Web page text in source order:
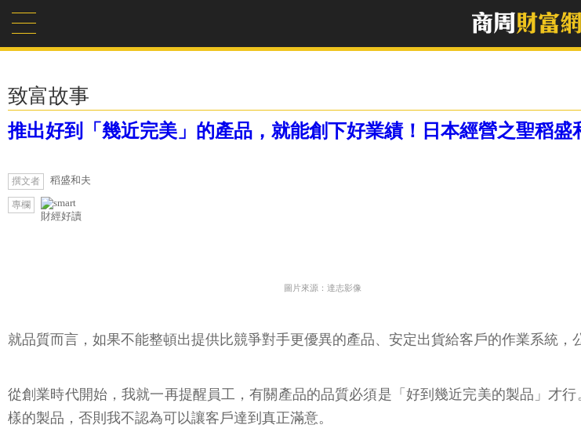
致富故事
推出好到「幾近完美」的產品，就能創下好業績！日本經營之聖稻盛
撰文者 稻盛和夫
專欄
財經好讀
圖片來源：達志影像
就品質而言，如果不能整頓出提供比競爭對手更優異的產品、安定出貨給客戶的作業系統，
從創業時代開始，我就一再提醒員工，有關產品的品質必須是「好到幾近完美的製品」才
樣的製品，否則我不認為可以讓客戶達到真正滿意。